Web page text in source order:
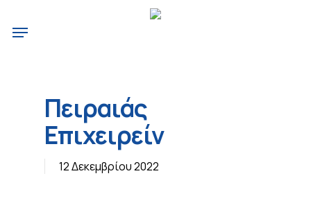
main
Menu
Πειραιάς
Επιχειρείν
12 Δεκεμβρίου 2022